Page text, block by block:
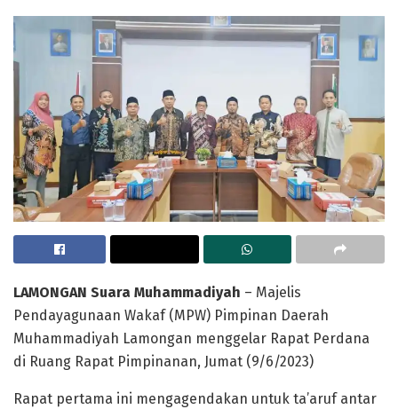
LAMONGAN Suara Muhammadiyah – Majelis
Pendayagunaan Wakaf (MPW) Pimpinan Daerah
Muhammadiyah Lamongan menggelar Rapat Perdana
di Ruang Rapat Pimpinanan, Jumat (9/6/2023)
Rapat pertama ini mengagendakan untuk ta’aruf antar